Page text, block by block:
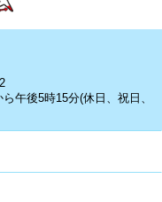
午後5時15分(休日、祝日、